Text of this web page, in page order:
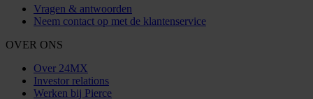
Vragen & antwoorden
Neem contact op met de klantenservice
OVER ONS
Over 24MX
Investor relations
Werken bij Pierce